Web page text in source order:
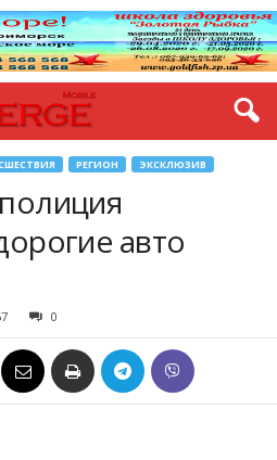
РЕГИОН ЭКСКЛЮЗИВ
авто
0